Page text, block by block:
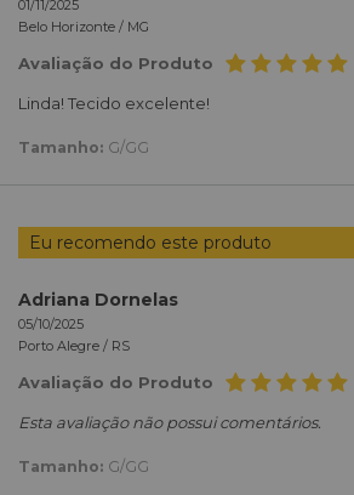
01/11/2025
Belo Horizonte / MG
Avaliação do Produto
Linda! Tecido excelente!
Tamanho: G/GG
Eu recomendo este produto
Adriana Dornelas
05/10/2025
Porto Alegre / RS
Avaliação do Produto
Esta avaliação não possui comentários.
Tamanho: G/GG